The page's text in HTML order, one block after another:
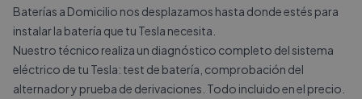
Baterías a Domicilio nos desplazamos hasta donde estés para
instalar la batería que tu Tesla necesita.
Nuestro técnico realiza un diagnóstico completo del sistema
eléctrico de tu Tesla: test de batería, comprobación del
alternador y prueba de derivaciones. Todo incluido en el precio.